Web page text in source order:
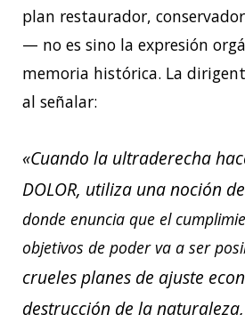
plan restaurador,
— no es sino la expresión
memoria histórica. La
al señalar:
«Cuando la ultraderecha
DOLOR, utiliza una noción
donde enuncia que el
objetivos de poder va a ser
crueles planes de ajuste
destrucción de la